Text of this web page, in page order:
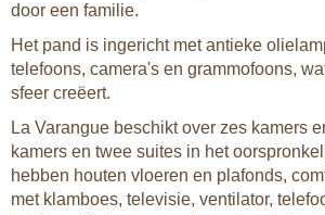
door een familie.
Het pand is ingericht met antieke
telefoons, camera's en grammofoons,
sfeer creëert.
La Varangue beschikt over zes kamers
kamers en twee suites in het
hebben houten vloeren en plafonds,
met klamboes, televisie, ventilator,